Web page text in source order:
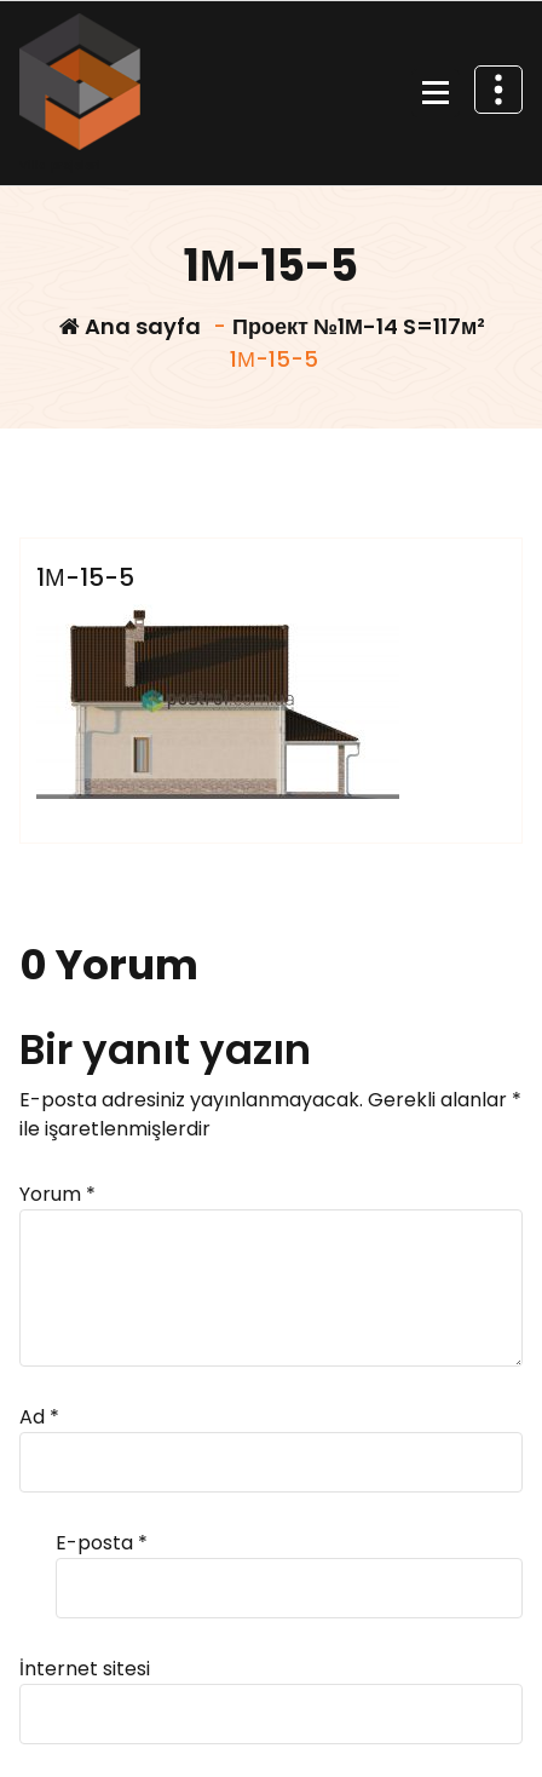
geç
1М-15-5
Ana sayfa - Проект №1М-14 S=117м²
1М-15-5
1М-15-5
0 Yorum
Bir yanıt yazın
E-posta adresiniz yayınlanmayacak. Gerekli alanlar *
ile işaretlenmişlerdir
Yorum *
Ad *
E-posta *
İnternet sitesi
Alternative: